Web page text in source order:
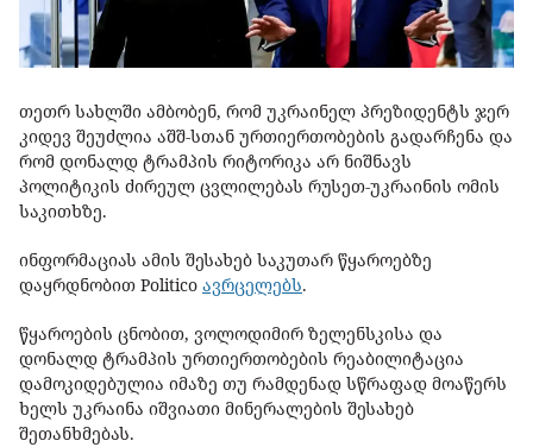
თეთრ სახლში ამბობენ, რომ უკრაინელ პრეზიდენტს ჯერ
კიდევ შეუძლია აშშ-სთან ურთიერთობების გადარჩენა და
რომ დონალდ ტრამპის რიტორიკა არ ნიშნავს
პოლიტიკის ძირეულ ცვლილებას რუსეთ-უკრაინის ომის
საკითხზე.
ინფორმაციას ამის შესახებ საკუთარ წყაროებზე
დაყრდნობით Politico ავრცელებს.
წყაროების ცნობით, ვოლოდიმირ ზელენსკისა და
დონალდ ტრამპის ურთიერთობების რეაბილიტაცია
დამოკიდებულია იმაზე თუ რამდენად სწრაფად მოაწერს
ხელს უკრაინა იშვიათი მინერალების შესახებ
შეთანხმებას.